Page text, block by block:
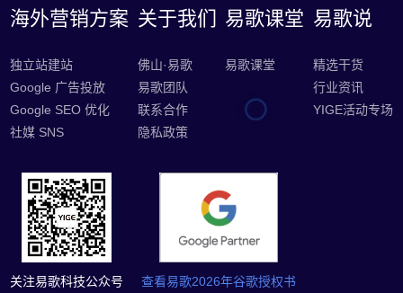
海外营销方案
独立站建站
Google 广告投放
Google SEO 优化
社媒 SNS
关于我们
佛山·易歌
易歌团队
联系合作
隐私政策
易歌课堂
易歌课堂
易歌说
精选干货
行业资讯
YIGE活动专场
关注易歌科技公众号
查看易歌2026年谷歌授权书